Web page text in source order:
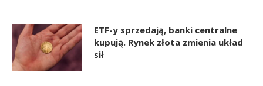
ETF-y sprzedają, banki centralne
kupują. Rynek złota zmienia układ
sił